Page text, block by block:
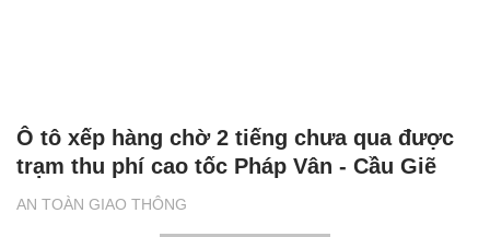
AN TOÀN GIAO THÔNG
Ô tô xếp hàng chờ 2 tiếng chưa qua được
trạm thu phí cao tốc Pháp Vân - Cầu Giẽ